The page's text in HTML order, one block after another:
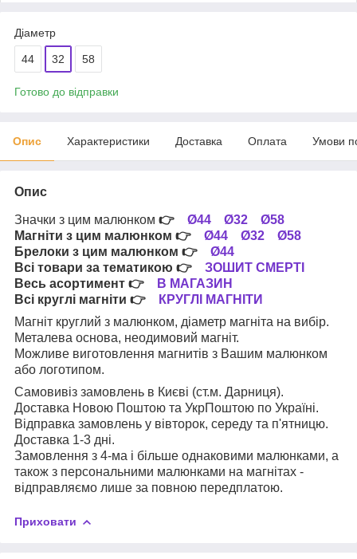
Діаметр
44 32 58
Готово до відправки
Опис Характеристики Доставка Оплата Умови
Опис
Значки з цим малюнком 👉 Ø44 Ø32
Ø58
Магніти з цим малюнком 👉 Ø44 Ø32
Ø58
Брелоки з цим малюнком 👉 Ø44
Всі товари за тематикою 👉 ЗОШИТ СМЕРТІ
Весь асортимент 👉
В МАГАЗИН
Всі круглі магніти 👉
КРУГЛІ МАГНІТИ
Магніт круглий з малюнком, діаметр магніта на вибір.
Металева основа, неодимовий магніт.
Можливе виготовлення магнитів з Вашим малюнком
або логотипом.
Самовивіз замовлень в Києві (ст.м. Дарниця).
Доставка Новою Поштою та УкрПоштою по Україні.
Відправка замовлень у вівторок, середу та п'ятницю.
Доставка 1-3 дні.
Замовлення з 4-ма і більше однаковими малюнками, а
також з персональними малюнками на магнітах -
відправляємо лише за повною передплатою.
Приховати